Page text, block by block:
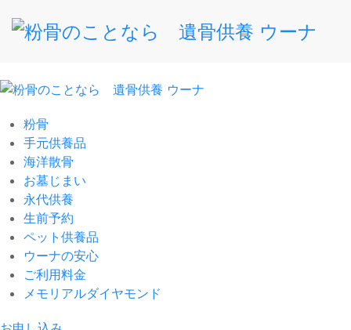
粉骨
手元供養品
海洋散骨
お墓じまい
永代供養
生前予約
ペット供養品
ウーナの安心
ご利用料金
メモリアルダイヤモンド